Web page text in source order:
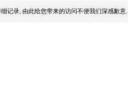
记录, 由此给您带来的访问不便我们深感歉意.